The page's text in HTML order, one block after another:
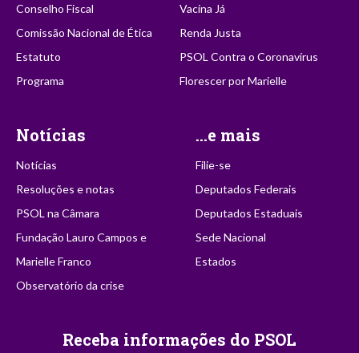
Conselho Fiscal
Comissão Nacional de Ética
Estatuto
Programa
Vacina Já
Renda Justa
PSOL Contra o Coronavírus
Florescer por Marielle
Notícias
Notícias
Resoluções e notas
PSOL na Câmara
Fundação Lauro Campos e
Marielle Franco
Observatório da crise
...e mais
Filie-se
Deputados Federais
Deputados Estaduais
Sede Nacional
Estados
Receba informações do PSOL